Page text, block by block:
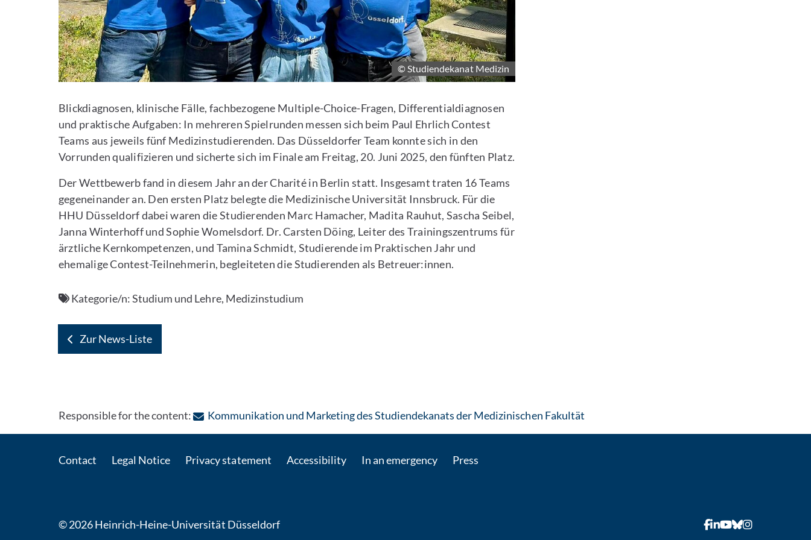
© Studiendekanat Medizin
Blickdiagnosen, klinische Fälle, fachbezogene Multiple-Choice-Fragen, Differentialdiagnosen
und praktische Aufgaben: In mehreren Spielrunden messen sich beim Paul Ehrlich Contest
Teams aus jeweils fünf Medizinstudierenden. Das Düsseldorfer Team konnte sich in den
Vorrunden qualifizieren und sicherte sich im Finale am Freitag, 20. Juni 2025, den fünften Platz.
Der Wettbewerb fand in diesem Jahr an der Charité in Berlin statt. Insgesamt traten 16 Teams
gegeneinander an. Den ersten Platz belegte die Medizinische Universität Innsbruck. Für die
HHU Düsseldorf dabei waren die Studierenden Marc Hamacher, Madita Rauhut, Sascha Seibel,
Janna Winterhoff und Sophie Womelsdorf. Dr. Carsten Döing, Leiter des Trainingszentrums für
ärztliche Kernkompetenzen, und Tamina Schmidt, Studierende im Praktischen Jahr und
ehemalige Contest-Teilnehmerin, begleiteten die Studierenden als Betreuer:innen.
Kategorie/n:Studium und Lehre, Medizinstudium
Zur News-Liste
Responsible for the content: Kommunikation und Marketing des Studiendekanats der Medizinischen Fakultät: Contact by e-mail
Contact Legal Notice Privacy statement Accessibility In an emergency Press
© 2026 Heinrich-Heine-Universität Düsseldorf